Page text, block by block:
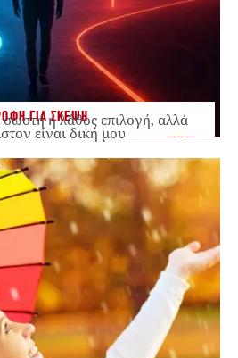
ΓΙΑ ΣΚΕΨΗ
σωστή ή λάθος επιλογή, αλλά
είναι δική μου